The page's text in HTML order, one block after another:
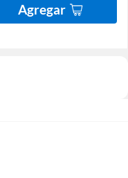
Agregar